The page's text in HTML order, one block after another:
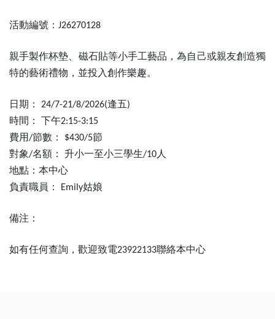
活動編號： J26270128
親手製作杯墊、磁石貼等小手工藝品，為自己或親友創造獨
特的藝術禮物，並投入創作樂趣。
日期： 24/7-21/8/2026(逢五)
時間： 下午2:15-3:15
費用/節數： $430/5節
對象/名額： 升小一至小三學生/10人
地點：本中心
負責職員：
Emily姑娘
備注：
如有任何查詢，歡迎致電23922133聯絡本中心